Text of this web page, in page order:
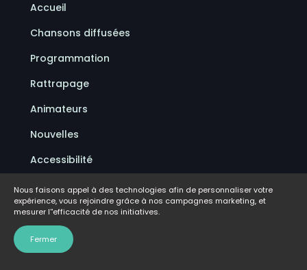
Accueil
Chansons diffusées
Programmation
Rattrapage
Animateurs
Nouvelles
Accessibilité
Politique de confidentialité
Conditions d'utilisation
FAQ
Nous faisons appel à des technologies afin de personnaliser votre
expérience, vous rejoindre grâce à nos campagnes marketing, et
mesurer l''efficacité de nos initiatives.
Fermer